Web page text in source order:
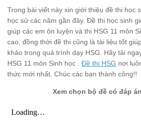
Trong bài viết này xin giới thiệu đề thi học
học sử các năm gần đây. Đề thi học sinh
giúp các em ôn luyện và thi HSG 11 môn
cao, đồng thời đề thi cũng là tài liệu tốt
khảo trong quá trình dạy HSG. Hãy tải
HSG 11 môn Sinh học . Đề thi HSG nơi
thức mới nhất. Chúc các bạn thành công!!
Xem chọn bộ đề có đáp